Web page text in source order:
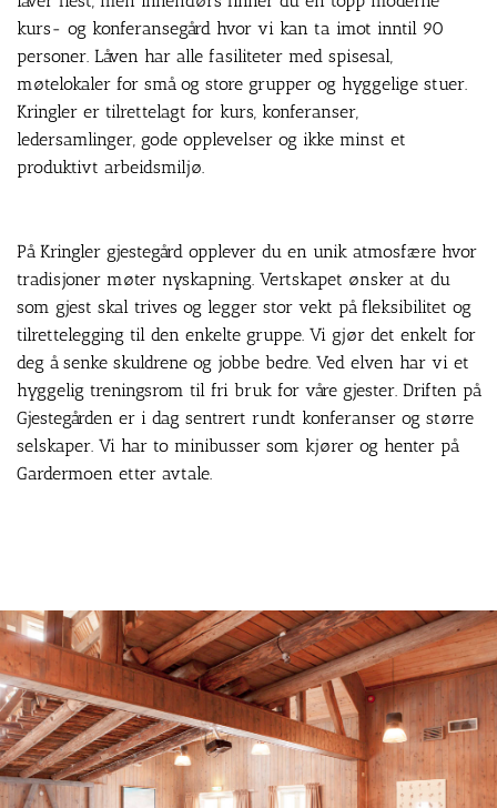
kurs- og konferansegård hvor vi kan ta imot inntil 90
personer. Låven har alle fasiliteter med spisesal,
møtelokaler for små og store grupper og hyggelige stuer.
Kringler er tilrettelagt for kurs, konferanser,
ledersamlinger, gode opplevelser og ikke minst et
produktivt arbeidsmiljø.
På Kringler gjestegård opplever du en unik atmosfære hvor
tradisjoner møter nyskapning. Vertskapet ønsker at du
som gjest skal trives og legger stor vekt på fleksibilitet og
tilrettelegging til den enkelte gruppe. Vi gjør det enkelt for
deg å senke skuldrene og jobbe bedre. Ved elven har vi et
hyggelig treningsrom til fri bruk for våre gjester. Driften på
Gjestegården er i dag sentrert rundt konferanser og større
selskaper. Vi har to minibusser som kjører og henter på
Gardermoen etter avtale.